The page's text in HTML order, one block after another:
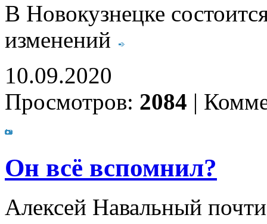
В Новокузнецке
изменений
10.09.2020
Просмотров: 2084 |
Он всё вспомнил?
Алексей Навальный